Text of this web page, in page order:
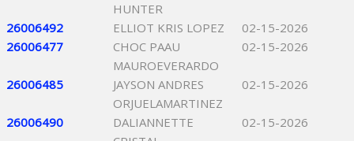
HUNTER
26006492 ELLIOT KRIS LOPEZ
02-15-2026
26006477
CHOC PAAU
MAUROEVERARDO
02-15-2026
26006485
JAYSON ANDRES
ORJUELAMARTINEZ
02-15-2026
26006490
DALIANNETTE
02-15-2026